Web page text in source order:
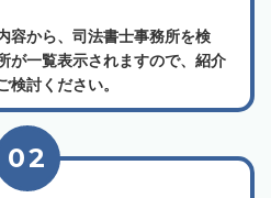
容から、司法書士事務所を検
が一覧表示されますので、紹介
検討ください。
02